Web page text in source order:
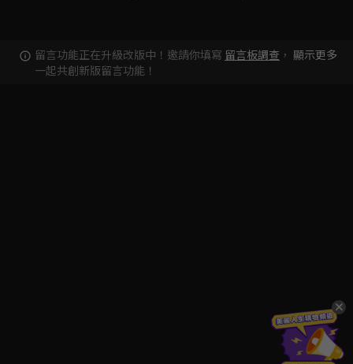
留言功能正在升級改版中！邀請你填寫 留言板調查 ，
一起共創新版留言功能！
顯示更多